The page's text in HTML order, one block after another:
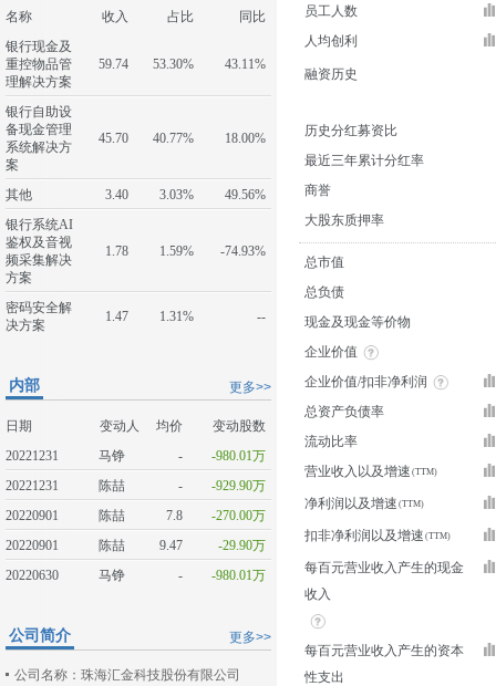
名称 收入 占比
同比
银行现金及
重控物品管
理解决方案
59.74 53.30% 43.11%
银行自助设
备现金管理
系统解决方
案
45.70 40.77% 18.00%
其他 3.40 3.03%
49.56%
银行系统AI
鉴权及音视
频采集解决
方案
1.78 1.59% -74.93%
密码安全解
决方案
1.47 1.31% --
更多>>
内部
日期 变动人 均价
变动股数
20221231
马铮 -
-980.01万
20221231
陈喆 -
-929.90万
20220901
陈喆 7.8
-270.00万
20220901
陈喆 9.47
-29.90万
20220630
马铮 - -980.01万
更多>>
公司简介
公司名称：珠海汇金科技股份有限公司
员工人数
人均创利
融资历史
历史分红募资比
最近三年累计分红率
商誉
大股东质押率
总市值
总负债
现金及现金等价物
企业价值
企业价值/扣非净利润
总资产负债率
流动比率
营业收入以及增速
净利润以及增速
扣非净利润以及增速
每百元营业收入产生的现金
收入
每百元营业收入产生的资本
性支出